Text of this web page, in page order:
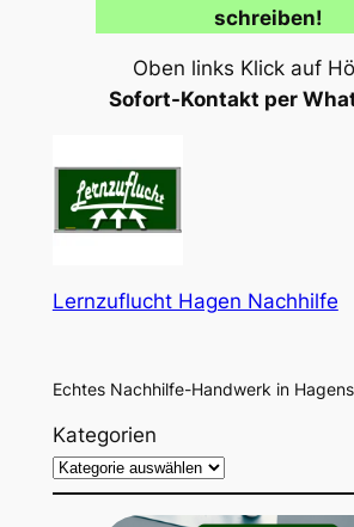
schreiben!
Oben links Klick auf
Sofort-Kontakt per
Lernzuflucht Hagen Nachhilfe
Echtes Nachhilfe-Handwerk in
Kategorien